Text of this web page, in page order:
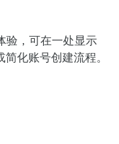
验，可在一处显示
化账号创建流程。